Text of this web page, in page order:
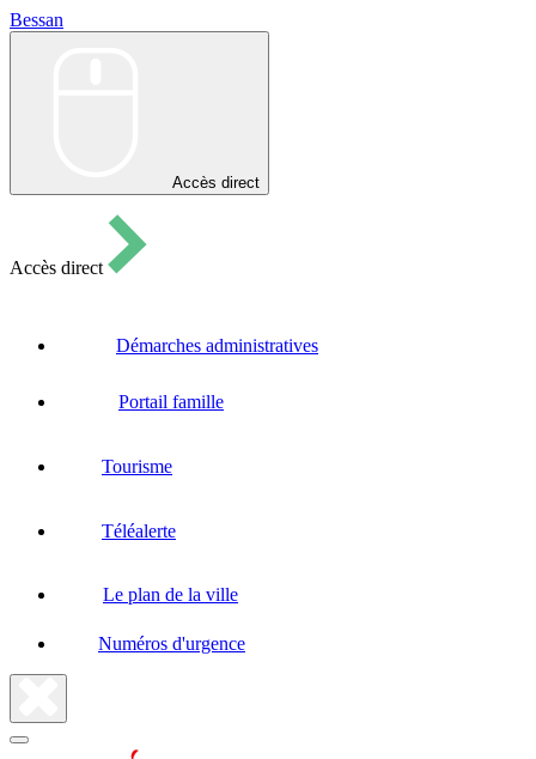
Bessan
Accès direct
Accès direct
Démarches administratives
Portail famille
Tourisme
Téléalerte
Le plan de la ville
Numéros d'urgence
Fermer